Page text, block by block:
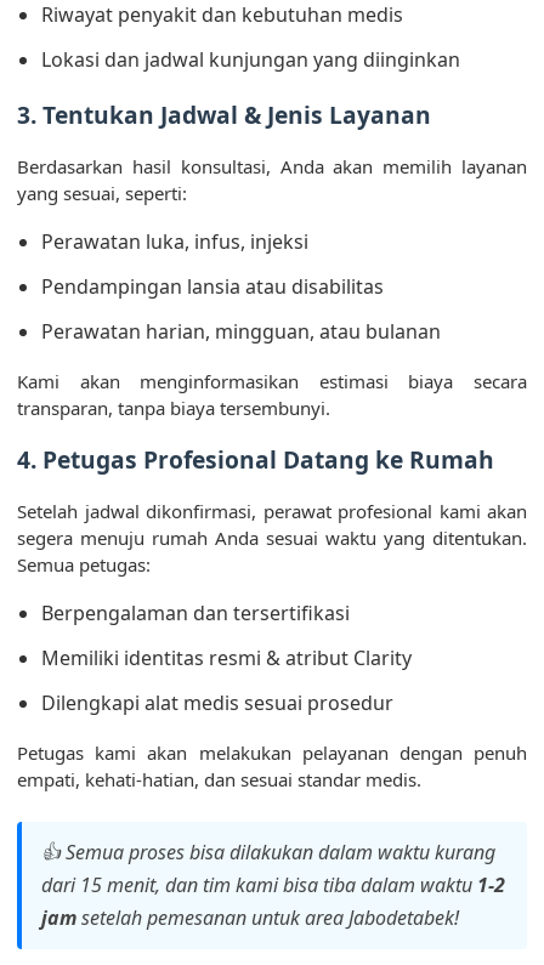
Riwayat penyakit dan kebutuhan medis
Lokasi dan jadwal kunjungan yang diinginkan
3. Tentukan Jadwal & Jenis Layanan
Berdasarkan hasil konsultasi, Anda akan memilih layanan
yang sesuai, seperti:
Perawatan luka, infus, injeksi
Pendampingan lansia atau disabilitas
Perawatan harian, mingguan, atau bulanan
Kami akan menginformasikan estimasi biaya secara
transparan, tanpa biaya tersembunyi.
4. Petugas Profesional Datang ke Rumah
Setelah jadwal dikonfirmasi, perawat profesional kami akan
segera menuju rumah Anda sesuai waktu yang ditentukan.
Semua petugas:
Berpengalaman dan tersertifikasi
Memiliki identitas resmi & atribut Clarity
Dilengkapi alat medis sesuai prosedur
Petugas kami akan melakukan pelayanan dengan penuh
empati, kehati-hatian, dan sesuai standar medis.
👍 Semua proses bisa dilakukan dalam waktu kurang
dari 15 menit, dan tim kami bisa tiba dalam waktu 1-2
jamsetelah pemesanan untuk area Jabodetabek!